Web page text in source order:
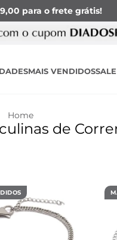
para o frete grátis!
MAIS VENDIDOSSALE
de